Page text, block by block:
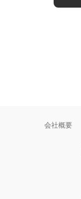
会社概要